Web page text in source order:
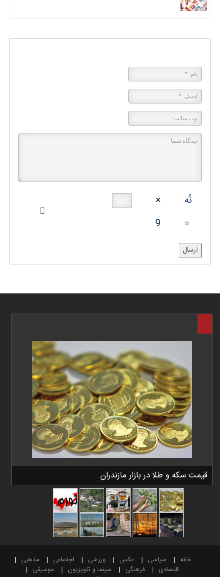
نُه
×
=
9
ارسال
قیمت سکه و طلا در بازار مازندران
خانه سیاسی عکس ورزشی اجتماعی
مذهبی
اقتصادی
فرهنگی سینما و تلویزیون
موسیقی